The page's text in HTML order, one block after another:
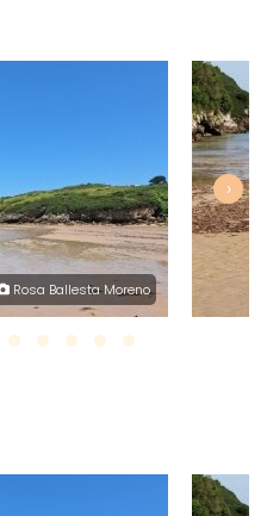
Rosa Ballesta Moreno
›